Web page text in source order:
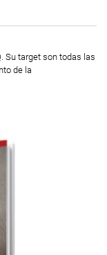
Su target son todas las
de la